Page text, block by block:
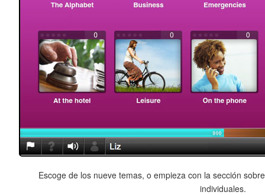
Escoge de los nueve temas, o empieza con la sección
individuales.